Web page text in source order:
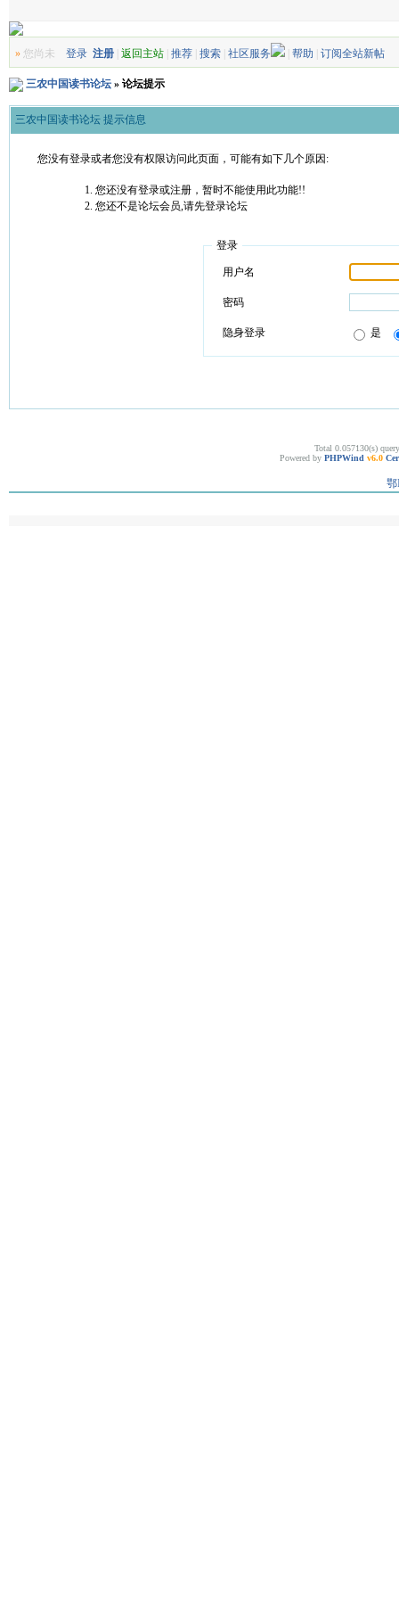
»您尚未 登录 注册| 返回主站| 推荐| 搜索| 社区服务 | 帮助 订阅全站新帖
三农中国读书论坛» 论坛提示
三农中国读书论坛 提示信息
您没有登录或者您没有权限访问此页面，可能有如下几个原因:
您还没有登录或注册，暂时不能使用此功能!!
您还不是论坛会员,请先登录论坛
登录
用户名
密码
隐身登录 是
Total 0.057130(s)
Powered by PHPWind v6.0
鄂